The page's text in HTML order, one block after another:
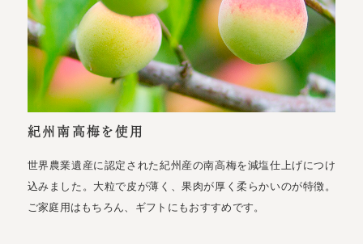
紀州南高梅を使用
世界農業遺産に認定された紀州産の南高梅を減塩仕上げにつけ
込みました。大粒で皮が薄く、果肉が厚く柔らかいのが特徴。
ご家庭用はもちろん、ギフトにもおすすめです。